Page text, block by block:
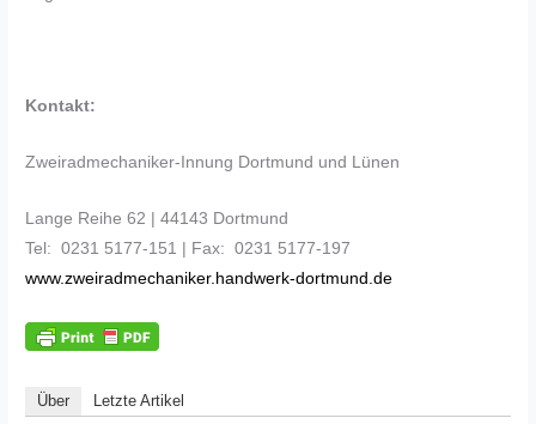
Kontakt:
Zweiradmechaniker-Innung Dortmund und Lünen
Lange Reihe 62 | 44143 Dortmund
Tel: 0231 5177-151 | Fax: 0231 5177-197
www.zweiradmechaniker.handwerk-dortmund.de
Über Letzte Artikel